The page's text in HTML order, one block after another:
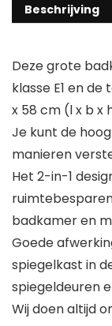
Beschrijving
Deze grote
klasse E1 en de
x 58 cm (l x b x
Je kunt de
manieren
Het 2-in-1
badkamer en
Goede
spiegelkast in
spiegeldeuren
Wij doen altijd